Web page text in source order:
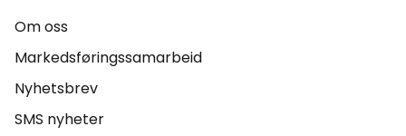
Om oss
Markedsføringssamarbeid
Nyhetsbrev
SMS nyheter